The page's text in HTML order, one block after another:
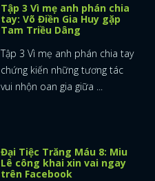
Tập 3 Vì mẹ anh phán chia
tay: Võ Điền Gia Huy gặp
Tam Triều Dâng
Tập 3 Vì mẹ anh phán chia tay
chứng kiến những tương tác
vui nhộn oan gia giữa ...
Đại Tiệc Trăng Máu 8: Miu
Lê công khai xin vai ngay
trên Facebook